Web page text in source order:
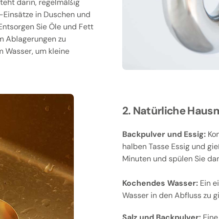
darin, regelmäßig
in Duschen und
Sie Öle und Fett
Ablagerungen zu
Wasser, um kleine
2. Natürliche
Backpulver und Essig:
halben Tasse Essig und
Minuten und spülen Sie
Kochendes Wasser:Ein
Wasser in den Abfluss zu